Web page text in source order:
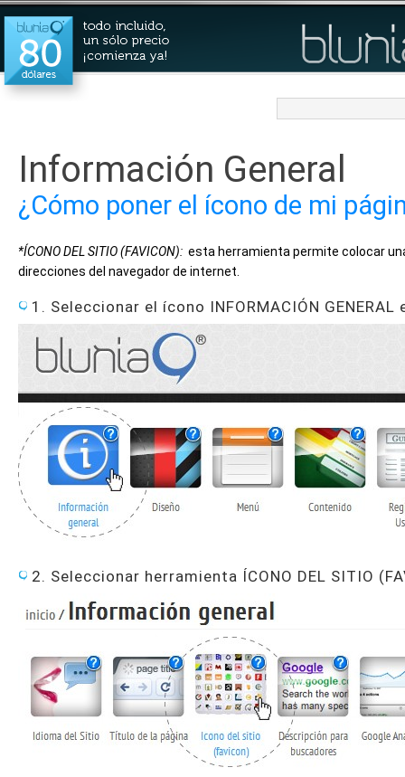
Información General
¿Cómo poner el ícono de mi
*ÍCONO DEL SITIO (FAVICON): esta herramienta permite colocar
direcciones del navegador de internet.
1. Seleccionar el ícono INFORMACIÓN
2. Seleccionar herramienta ÍCONO DEL SITIO